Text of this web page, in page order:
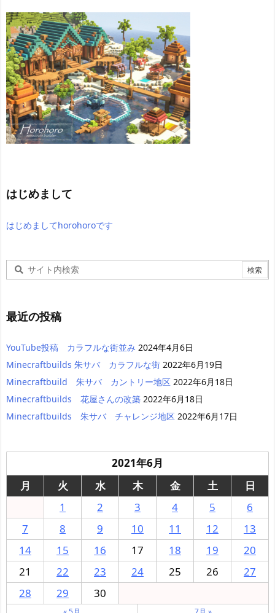
はじめまして
はじめましてhorohoroです
最近の投稿
YouTube投稿 カラフルな街並み 2024年4月6日
Minecraftbuilds 朱サバ カラフルな街 2022年6月19日
Minecraftbuild 朱サバ カントリー地区 2022年6月18日
Minecraftbuilds 花屋さんの改築 2022年6月18日
Minecraftbuilds 朱サバ チャレンジ地区 2022年6月17日
2021年6月
月
火 水 木 金 土
日
1
2 3 4 5
6
7
8 9 10 11 12
13
14
15 16 17 18 19
20
21
22 23 24 25 26
27
28
29 30